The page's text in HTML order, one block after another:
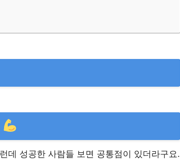
데 성공한 사람들 보면 공통점이 있더라구요.